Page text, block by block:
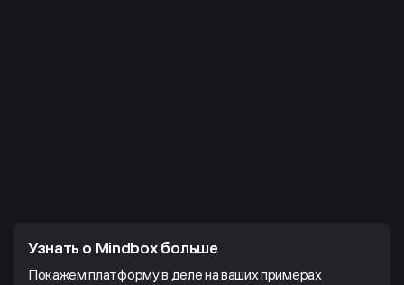
Узнать о Mindbox больше
Покажем платформу в деле на ваших примерах